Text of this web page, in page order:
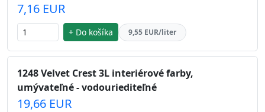
7,16 EUR
+ Do košíka 9,55 EUR/liter
1248 Velvet Crest 3L interiérové farby,
umývateľné - vodouriediteľné
19,66 EUR